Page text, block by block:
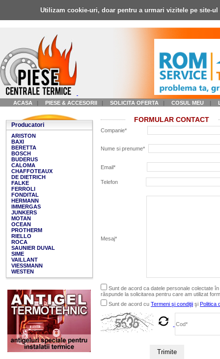
Utilizam cookie-uri, doar pentru a urmari vizitele pe site-
ACASA | PIESE & ACCESORII | SOLICITA OFERTA | COSUL MEU |
Producatori
ARISTON
BAXI
BERETTA
BOSCH
BUDERUS
CALOMA
CHAFFOTEAUX
DE DIETRICH
FALKE
FERROLI
FONDITAL
HERMANN
IMMERGAS
JUNKERS
MOTAN
OCEAN
PROTHERM
RIELLO
ROCA
SAUNIER DUVAL
SIME
VAILLANT
VIESSMANN
WESTEN
FORMULAR CONTACT
Companie*
Nume si prenume*
Email*
Telefon
Mesaj*
Sunt de acord ca datele personale colectate
răspunde la solicitarea pentru care am utilizat
Sunt de acord cu Termeni şi condiţii şi Politica
Trimite